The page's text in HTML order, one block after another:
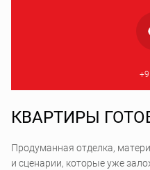
КВАРТИРЫ
Продуманная отделка,
и сценарии, которые уже